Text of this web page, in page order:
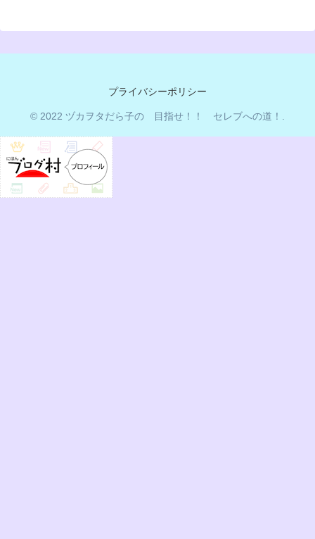
プライバシーポリシー
© 2022 ヅカヲタだら子の 目指せ！！ セレブへの道！.